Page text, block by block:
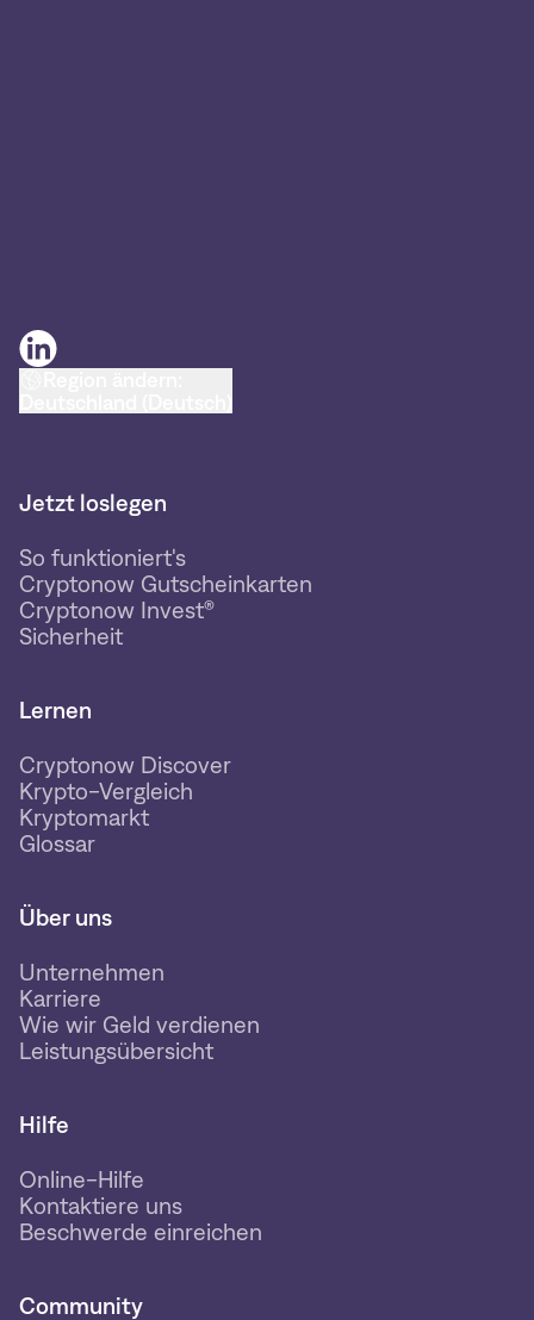
Jetzt loslegen
So funktioniert's
Cryptonow Gutscheinkarten
Cryptonow Invest®
Sicherheit
Lernen
Cryptonow Discover
Krypto-Vergleich
Kryptomarkt
Glossar
Über uns
Unternehmen
Karriere
Wie wir Geld verdienen
Leistungsübersicht
Hilfe
Online-Hilfe
Kontaktiere uns
Beschwerde einreichen
Community